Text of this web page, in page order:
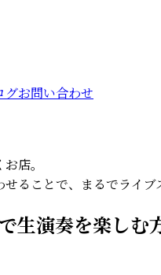
グお問い合わせ
店。
ることで、まるでライ
生演奏を楽しむ